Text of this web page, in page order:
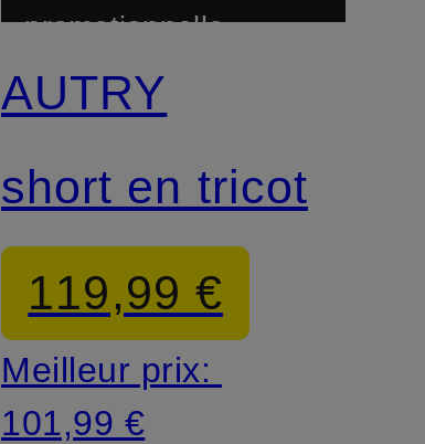
promotionnelle
AUTRY
short en tricot
119,99 €
Meilleur prix:
101,99 €